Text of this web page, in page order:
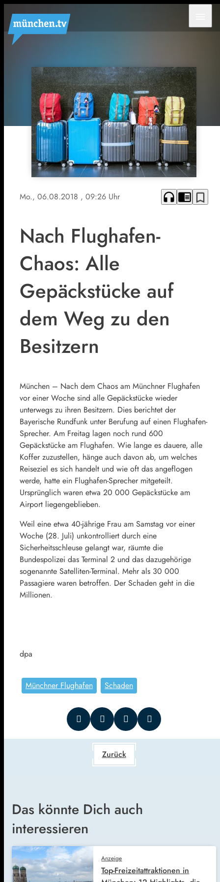
Mo., 06.08.2018 , 09:26 Uhr headphones chrome_reader_mode bookmark_border
Nach Flughafen-
Chaos: Alle
Gepäckstücke auf
dem Weg zu den
Besitzern
München – Nach dem Chaos am Münchner Flughafen
vor einer Woche sind alle Gepäckstücke wieder
unterwegs zu ihren Besitzern. Dies berichtet der
Bayerische Rundfunk unter Berufung auf einen Flughafen-
Sprecher. Am Freitag lagen noch rund 600
Gepäckstücke am Flughafen. Wie lange es dauere, alle
Koffer zuzustellen, hänge auch davon ab, um welches
Reiseziel es sich handelt und wie oft das angeflogen
werde, hatte ein Flughafen-Sprecher mitgeteilt.
Ursprünglich waren etwa 20 000 Gepäckstücke am
Airport liegengeblieben.
Weil eine etwa 40-jährige Frau am Samstag vor einer
Woche (28. Juli) unkontrolliert durch eine
Sicherheitsschleuse gelangt war, räumte die
Bundespolizei das Terminal 2 und das dazugehörige
sogenannte Satelliten-Terminal. Mehr als 30 000
Passagiere waren betroffen. Der Schaden geht in die
Millionen.
dpa
Münchner Flughafen Schaden
Zurück
Das könnte Dich auch
interessieren
Anzeige
Top-Freizeitattraktionen in